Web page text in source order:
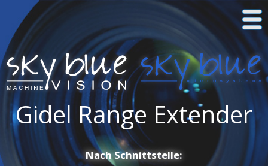
Gidel Range Extender
Nach Schnittstelle: